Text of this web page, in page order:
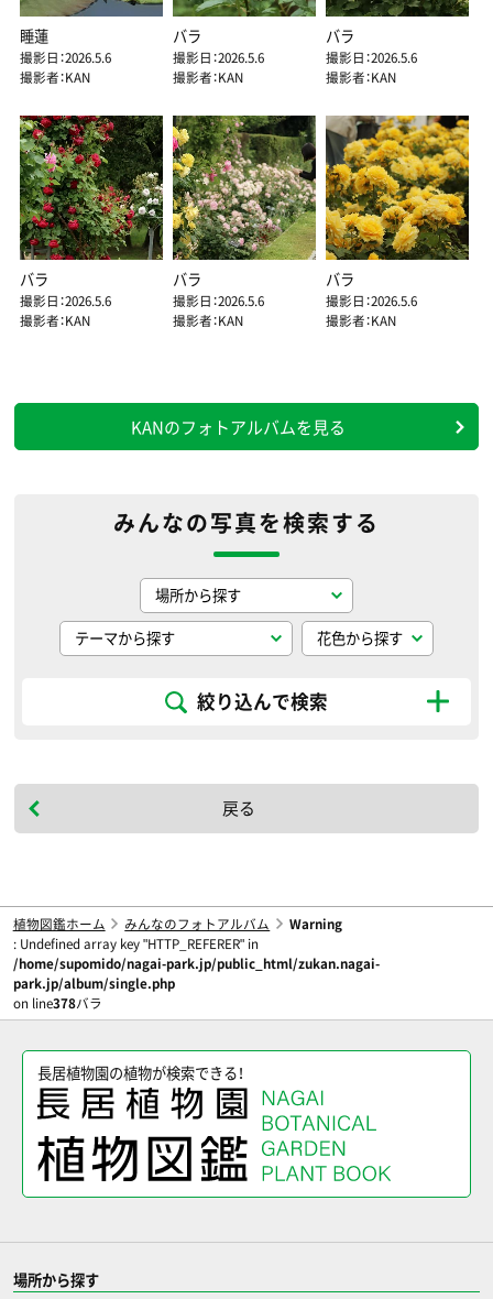
睡蓮
撮影日：2026.5.6
撮影者：KAN
バラ
撮影日：2026.5.6
撮影者：KAN
バラ
撮影日：2026.5.6
撮影者：KAN
バラ
撮影日：2026.5.6
撮影者：KAN
バラ
撮影日：2026.5.6
撮影者：KAN
バラ
撮影日：2026.5.6
撮影者：KAN
KANのフォトアルバムを見る
みんなの写真を検索する
絞り込んで検索
戻る
植物図鑑ホーム みんなのフォトアルバム
Warning
: Undefined array key "HTTP_REFERER" in
/home/supomido/nagai-park.jp/public_html/zukan.nagai-
park.jp/album/single.php
on line378バラ
長居植物園の植物が検索できる！
場所から探す